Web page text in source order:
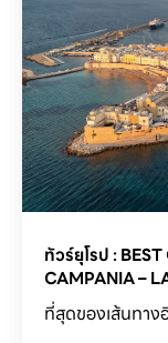
ทัวร์ยุโรป :
CAMPANIA –
ที่สุดของเส้นทาง